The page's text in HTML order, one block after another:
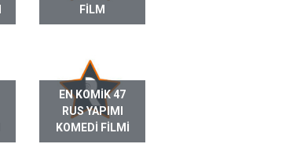
FILM
EN KOMIK 47
RUS YAPIMI
KOMEDI FILMI